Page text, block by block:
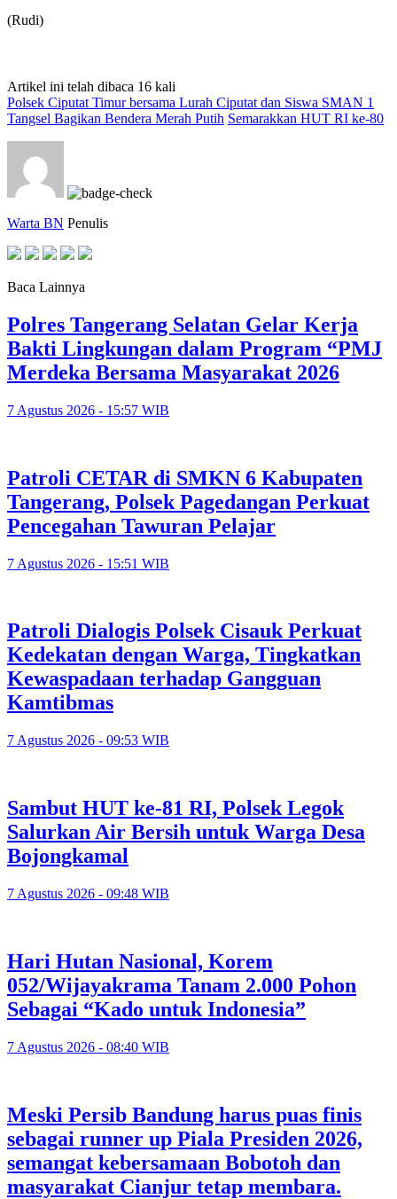
(Rudi)
Artikel ini telah dibaca 16 kali
Polsek Ciputat Timur bersama Lurah Ciputat dan Siswa SMAN 1
Tangsel Bagikan Bendera Merah Putih Semarakkan HUT RI ke-80
Warta BN Penulis
Baca Lainnya
Polres Tangerang Selatan Gelar Kerja
Bakti Lingkungan dalam Program “PMJ
Merdeka Bersama Masyarakat 2026
7 Agustus 2026 - 15:57 WIB
Patroli CETAR di SMKN 6 Kabupaten
Tangerang, Polsek Pagedangan Perkuat
Pencegahan Tawuran Pelajar
7 Agustus 2026 - 15:51 WIB
Patroli Dialogis Polsek Cisauk Perkuat
Kedekatan dengan Warga, Tingkatkan
Kewaspadaan terhadap Gangguan
Kamtibmas
7 Agustus 2026 - 09:53 WIB
Sambut HUT ke-81 RI, Polsek Legok
Salurkan Air Bersih untuk Warga Desa
Bojongkamal
7 Agustus 2026 - 09:48 WIB
Hari Hutan Nasional, Korem
052/Wijayakrama Tanam 2.000 Pohon
Sebagai “Kado untuk Indonesia”
7 Agustus 2026 - 08:40 WIB
Meski Persib Bandung harus puas finis
sebagai runner up Piala Presiden 2026,
semangat kebersamaan Bobotoh dan
masyarakat Cianjur tetap membara.